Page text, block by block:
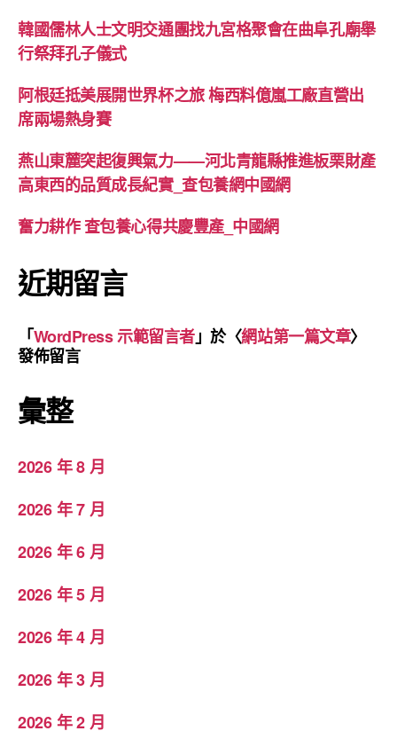
韓國儒林人士文明交通團找九宮格聚會在曲阜孔廟舉
行祭拜孔子儀式
阿根廷抵美展開世界杯之旅 梅西料億嵐工廠直營出
席兩場熱身賽
燕山東麓突起復興氣力——河北青龍縣推進板栗財產
高東西的品質成長紀實_查包養網中國網
奮力耕作 查包養心得共慶豐產_中國網
近期留言
「WordPress 示範留言者」於〈網站第一篇文章〉
發佈留言
彙整
2026 年 8 月
2026 年 7 月
2026 年 6 月
2026 年 5 月
2026 年 4 月
2026 年 3 月
2026 年 2 月